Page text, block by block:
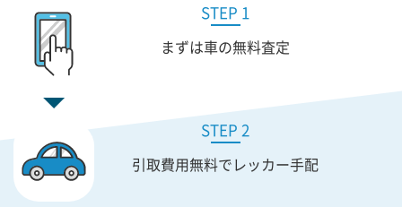
STEP 1
まずは車の無料査定
STEP 2
引取費用無料でレッカー手配